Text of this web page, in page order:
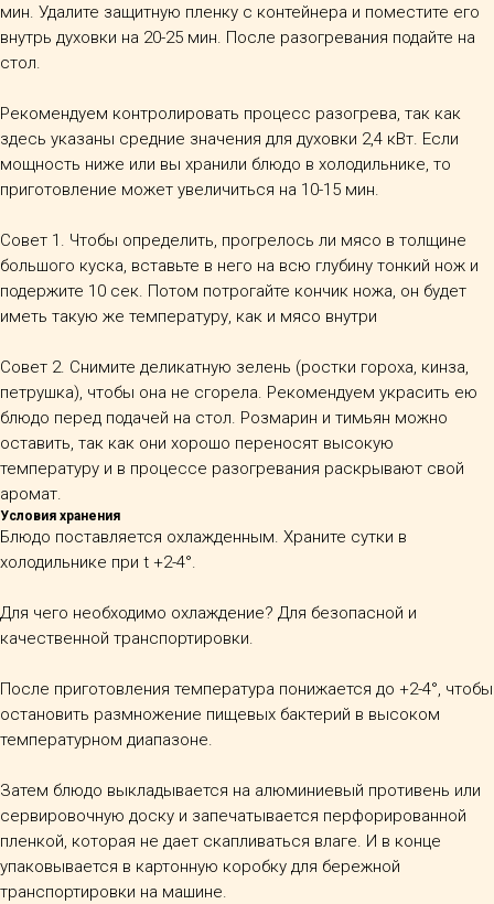
мин. Удалите защитную пленку с контейнера и поместите его
внутрь духовки на 20-25 мин. После разогревания подайте на
стол.
Рекомендуем контролировать процесс разогрева, так как
здесь указаны средние значения для духовки 2,4 кВт. Если
мощность ниже или вы хранили блюдо в холодильнике, то
приготовление может увеличиться на 10-15 мин.
Совет 1. Чтобы определить, прогрелось ли мясо в толщине
большого куска, вставьте в него на всю глубину тонкий нож и
подержите 10 сек. Потом потрогайте кончик ножа, он будет
иметь такую же температуру, как и мясо внутри
Совет 2. Снимите деликатную зелень (ростки гороха, кинза,
петрушка), чтобы она не сгорела. Рекомендуем украсить ею
блюдо перед подачей на стол. Розмарин и тимьян можно
оставить, так как они хорошо переносят высокую
температуру и в процессе разогревания раскрывают свой
аромат.
Условия хранения
Блюдо поставляется охлажденным. Храните сутки в
холодильнике при t +2-4°.
Для чего необходимо охлаждение? Для безопасной и
качественной транспортировки.
После приготовления температура понижается до +2-4°, чтобы
остановить размножение пищевых бактерий в высоком
температурном диапазоне.
Затем блюдо выкладывается на алюминиевый противень или
сервировочную доску и запечатывается перфорированной
пленкой, которая не дает скапливаться влаге. И в конце
упаковывается в картонную коробку для бережной
транспортировки на машине.